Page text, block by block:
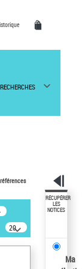
20
résultats/page
RÉCUPÉRER
LES
NOTICES
Ma